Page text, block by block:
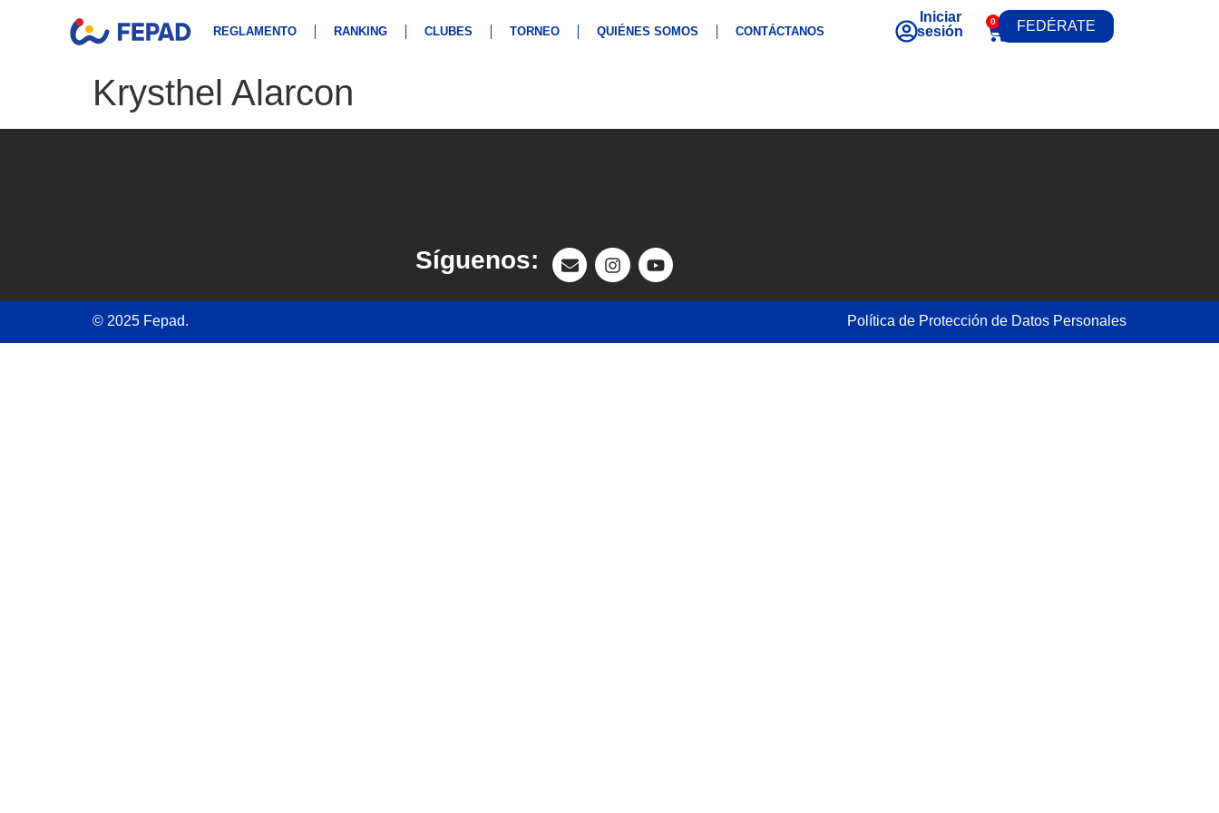
REGLAMENTO RANKING CLUBES TORNEO QUIÉNES SOMOS CONTÁCTANOS
Iniciar
sesión
0 FEDÉRATE
Krysthel Alarcon
Síguenos:
© 2025 Fepad. Política de Protección de Datos Personales